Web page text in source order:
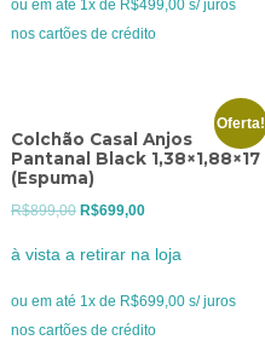
R$699,00.R$499,00.
ou em até 1x de R$499,00 s/ juros
nos cartões de crédito
Oferta!
Colchão Casal Anjos
Pantanal Black 1,38×1,88×17
(Espuma)
R$899,00 O
era:
R$899,00.
R$699,00O
atual
é:
R$699,00.
à vista a retirar na loja
ou em até 1x de R$699,00 s/ juros
nos cartões de crédito